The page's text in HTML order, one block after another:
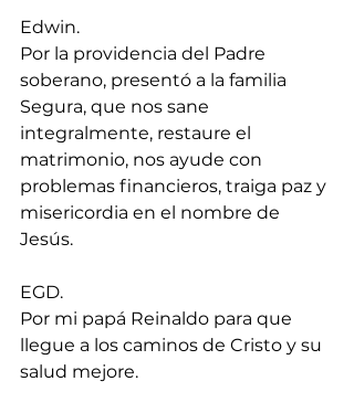
Edwin.
Por la providencia del Padre
soberano, presentó a la familia
Segura, que nos sane
integralmente, restaure el
matrimonio, nos ayude con
problemas financieros, traiga paz y
misericordia en el nombre de
Jesús.
EGD.
Por mi papá Reinaldo para que
llegue a los caminos de Cristo y su
salud mejore.